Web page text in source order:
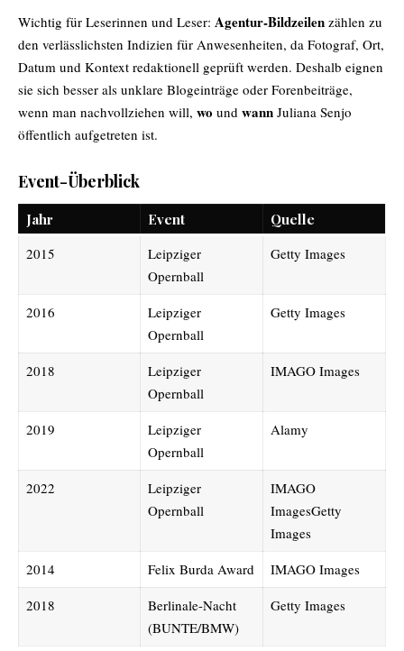
Wichtig für Leserinnen und Leser: Agentur-Bildzeilen zählen zu
den verlässlichsten Indizien für Anwesenheiten, da Fotograf, Ort,
Datum und Kontext redaktionell geprüft werden. Deshalb eignen
sie sich besser als unklare Blogeinträge oder Forenbeiträge,
wenn man nachvollziehen will, wo und wann Juliana Senjo
öffentlich aufgetreten ist.
Event-Überblick
Jahr Event
Quelle
2015
Leipziger
Opernball
Getty Images
2016
Leipziger
Opernball
Getty Images
2018
Leipziger
Opernball
IMAGO Images
2019
Leipziger
Opernball
Alamy
2022
Leipziger
Opernball
IMAGO
ImagesGetty
Images
2014
Felix Burda Award
IMAGO Images
2018
Berlinale-Nacht
(BUNTE/BMW)
Getty Images